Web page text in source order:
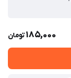
185,000تومان